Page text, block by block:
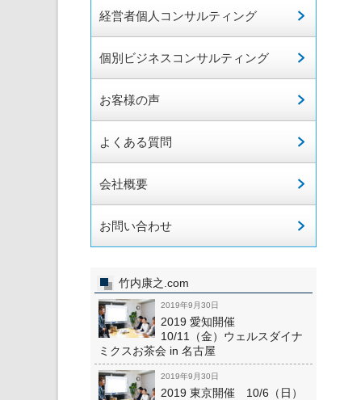
経営者個人コンサルティング
個別ビジネスコンサルティング
お客様の声
よくある質問
会社概要
お問い合わせ
竹内康之.com
2019年9月30日
2019 愛知開催
10/11（金）ウェルスダイナ
ミクスお茶会 in 名古屋
2019年9月30日
2019 東京開催 10/6（日）